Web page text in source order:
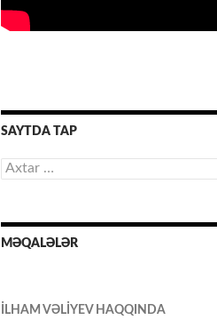
SAYTDA TAP
Axtarış:
MƏQALƏLƏR
İLHAM VƏLİYEV HAQQINDA